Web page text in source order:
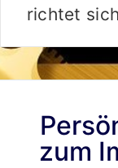
richtet
zum